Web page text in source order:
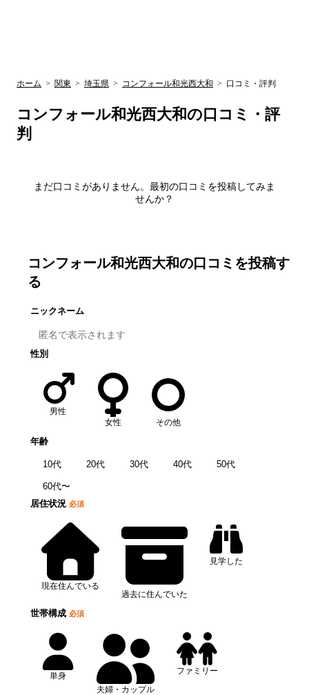
ホーム > 関東 > 埼玉県 > コンフォール和光西大和 > 口コミ・評判
コンフォール和光西大和の口コミ・評
判
まだ口コミがありません。最初の口コミを投稿してみま
せんか？
コンフォール和光西大和の口コミを投稿す
る
ニックネーム
性別
男性
女性
その他
年齢
10代 20代 30代 40代 50代
60代〜
居住状況 必須
現在住んでいる
過去に住んでいた
見学した
世帯構成 必須
単身
夫婦・カップル
ファミリー